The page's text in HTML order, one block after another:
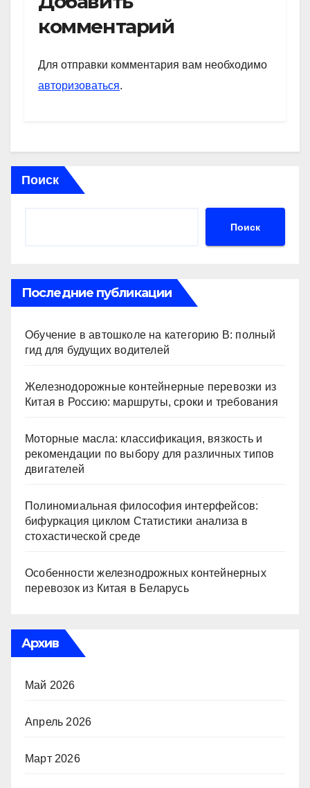
s
A
p
p
gr
a
m
o
kl
a
и
комментарий
Для отправки комментария вам необходимо
авторизоваться.
Поиск
Поиск
Последние публикации
Обучение в автошколе на категорию В: полный
гид для будущих водителей
Железнодорожные контейнерные перевозки из
Китая в Россию: маршруты, сроки и требования
Моторные масла: классификация, вязкость и
рекомендации по выбору для различных типов
двигателей
Полиномиальная философия интерфейсов:
бифуркация циклом Статистики анализа в
стохастической среде
Особенности железнодрожных контейнерных
перевозок из Китая в Беларусь
Архив
Май 2026
Апрель 2026
Март 2026